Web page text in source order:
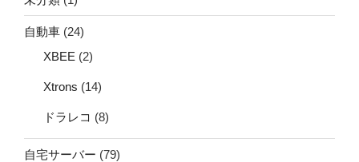
自動車 (24)
XBEE (2)
Xtrons (14)
ドラレコ (8)
自宅サーバー (79)